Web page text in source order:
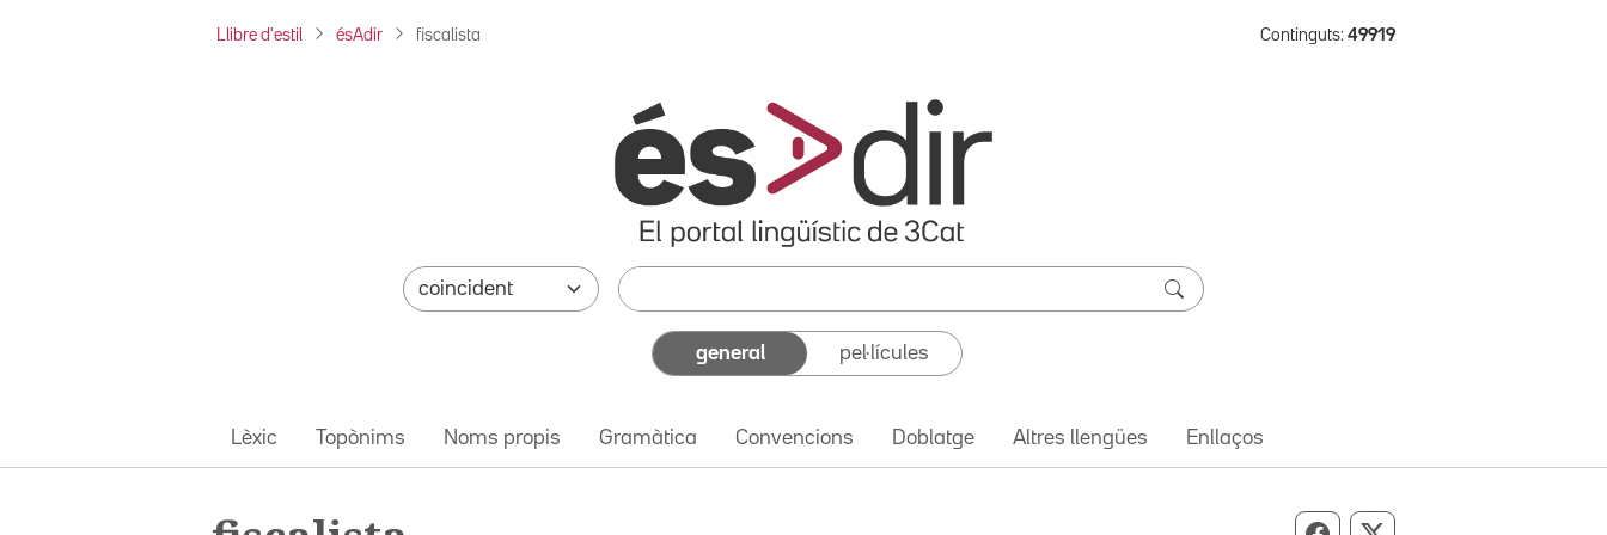
Llibre d'estil ésAdir fiscalista Continguts: 49919
general pel·lícules
Lèxic Topònims Noms propis Gramàtica Convencions Doblatge Altres llengües Enllaços